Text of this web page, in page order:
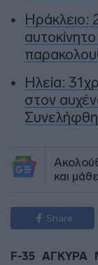
Ηράκλειο:
Ηλεία:
στον
και
Share
F-35 ΑΓΚΥΡΑ